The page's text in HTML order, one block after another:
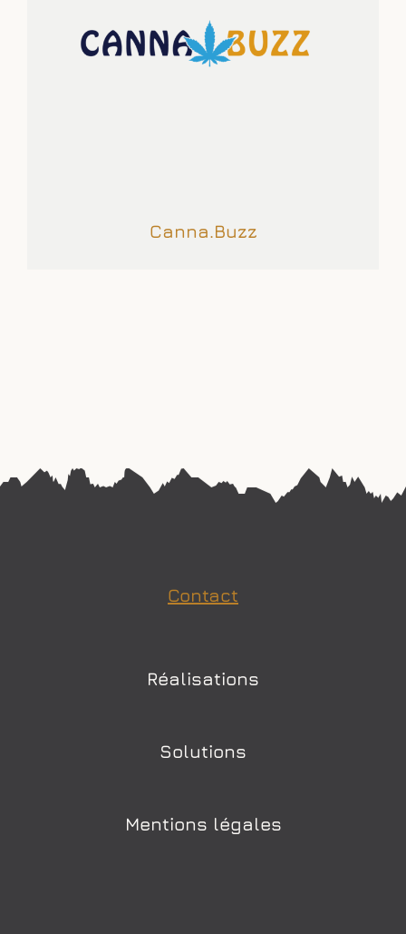
Canna.Buzz
Contact
Réalisations
Solutions
Mentions légales